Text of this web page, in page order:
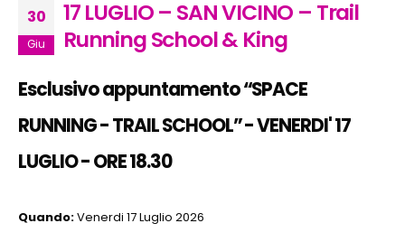
30
Giu
17 LUGLIO – SAN VICINO – Trail
Running School & King
Esclusivo appuntamento “SPACE
RUNNING - TRAIL SCHOOL” -VENERDI' 17
LUGLIO - ORE 18.30
Quando:Venerdi 17 Luglio 2026